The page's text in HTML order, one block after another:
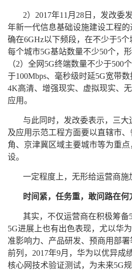
2）2017年11月28日，发改委
年新一代信息基础设施建设工程
确在6GHz以下频段，在不少于5个
每个城市5G基站数量不少50个，
（2）全网5G终端数量不少于500
于100Mbps、毫秒级时延5G宽带
4K高清、增强现实、虚拟现实、
应用。
与此同时，发改委表示，三
及应用示范工程方面要以直辖市
角、京津冀区域主要城市等为重
设。
一定程度上，无形给运营商施
时间紧，任务重，敢问路在何
其实，不仅运营商在积极筹备
5G进展上也有出色表现，尤以华
准影响力、产品研发、预商用部
前列，2017年9月，华为以优异成
核心网技术验证测试，为未来5G